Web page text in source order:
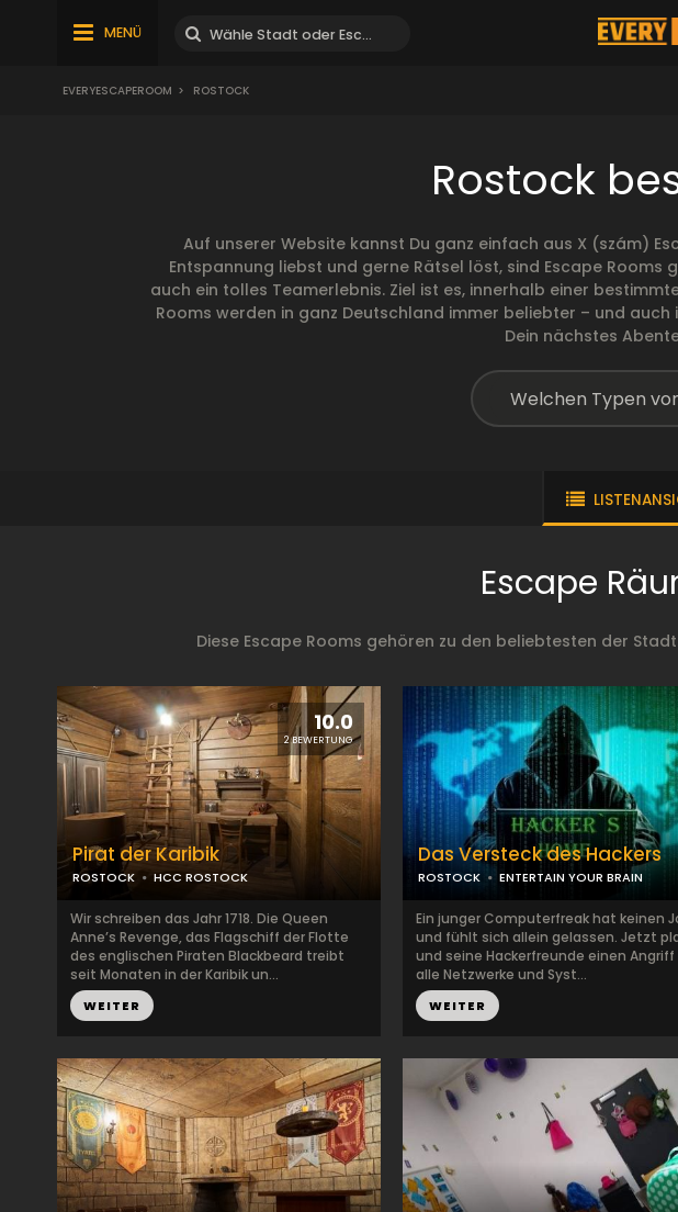
MENÜ
EVERYESCAPEROOM > ROSTOCK
Rostock
Auf unserer Website kannst Du ganz einfach aus X (szám)
Entspannung liebst und gerne Rätsel löst, sind Escape
auch ein tolles Teamerlebnis. Ziel ist es, innerhalb einer
Rooms werden in ganz Deutschland immer beliebter – und
Dein nächstes
Escape
Diese Escape Rooms gehören zu den beliebtesten der
10.0
2 BEWERTUNG
Pirat der Karibik
ROSTOCK HCC ROSTOCK
Wir schreiben das Jahr 1718. Die Queen
Anne’s Revenge, das Flagschiff der Flotte
des englischen Piraten Blackbeard treibt
seit Monaten in der Karibik un...
WEITER
Das Versteck des Hackers
ROSTOCK ENTERTAIN YOUR BRAIN
Ein junger Computerfreak hat keinen
und fühlt sich allein gelassen. Jetzt
und seine Hackerfreunde einen Angriff
alle Netzwerke und Syst...
WEITER